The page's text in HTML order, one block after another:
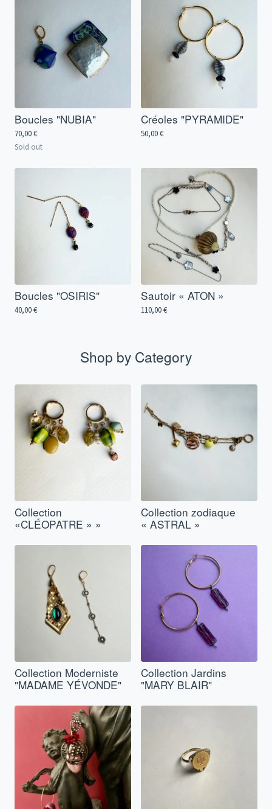
Boucles "NUBIA"
70,00€
Sold out
Créoles "PYRAMIDE"
50,00€
Boucles "OSIRIS"
40,00€
Sautoir « ATON »
110,00€
Shop by Category
Collection
«CLÉOPATRE » »
Collection zodiaque
« ASTRAL »
Collection Moderniste
"MADAME YÉVONDE"
Collection Jardins
"MARY BLAIR"